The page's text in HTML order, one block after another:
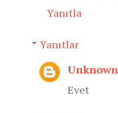
Yanıtla
Yanıtlar
Unknown
Evet